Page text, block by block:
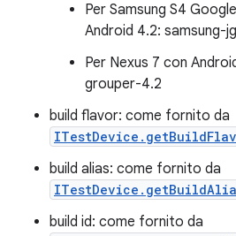
Per Samsung S4
Android 4.2: samsung-
Per Nexus 7 con
grouper-4.2
build flavor: come fornito da
build alias: come fornito da
build id: come fornito da